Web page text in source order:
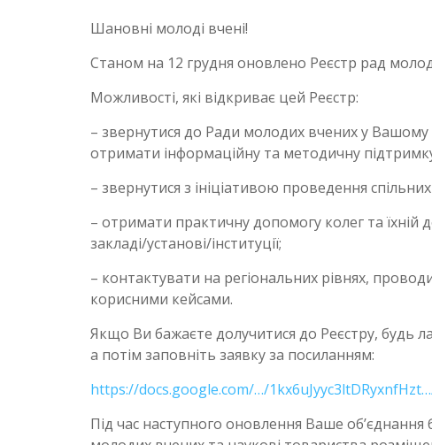
Шановні молоді вчені!
Станом на 12 грудня оновлено Реєстр рад
Можливості, які відкриває цей Реєстр:
– звернутися до Ради молодих вчених у Вашому
отримати інформаційну та методичну
– звернутися з ініціативою проведення
– отримати практичну допомогу колег та
закладі/установі/інституції;
– контактувати на регіональних рівнях,
корисними кейсами.
Якщо Ви бажаєте долучитися до Реєстру, будь
а потім заповніть заявку за посиланням:
https://docs.google.com/…/
Під час наступного оновлення Ваше